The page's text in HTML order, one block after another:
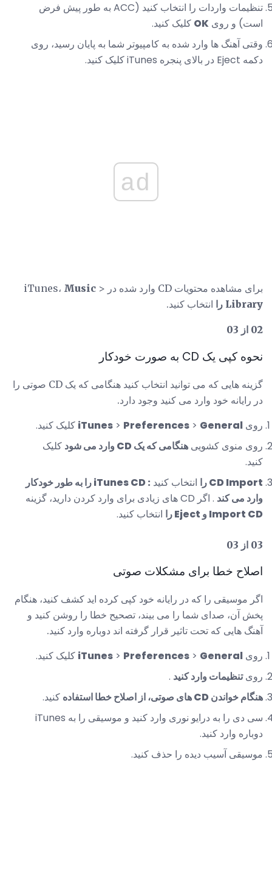
تنظیمات واردات را انتخاب کنید (ACC به طور پیش فرض
است) و روی OK کلیک کنید.
وقتی آهنگ ها وارد شده به کامپیوتر شما به پایان رسید، روی
دکمه Eject در بالای پنجره iTunes کلیک کنید.
ad
برای مشاهده محتویات CD وارد شده در iTunes، Music >
Library را
انتخاب کنید.
02 از 03
نحوه کپی یک CD به صورت خودکار
گزینه هایی که می توانید انتخاب کنید هنگامی که یک CD صوتی را
در رایانه خود وارد می کنید وجود دارد.
روی iTunes > Preferences > General
کلیک کنید.
روی منوی کشویی هنگامی که یک CD وارد می شود
کلیک
کنید.
CD Import را
انتخاب کنید
: iTunes CD را به طور خودکار
وارد می کند . اگر CD های زیادی برای وارد کردن دارید، گزینه
Import CD و Eject را
انتخاب کنید.
03 از 03
اصلاح خطا برای مشکلات صوتی
اگر موسیقی را که در رایانه خود کپی کرده اید کشف کنید، هنگام
پخش آن، صدای شما را می بیند، تصحیح خطا را روشن کنید و
آهنگ هایی که تحت تاثیر قرار گرفته اند دوباره وارد کنید.
روی iTunes > Preferences > General
کلیک کنید.
رویتنظیمات وارد کنید .
هنگام خواندن CD های صوتی، از اصلاح خطا استفاده
کنید.
سی دی را به درایو نوری وارد کنید و موسیقی را به iTunes
دوباره وارد کنید.
موسیقی آسیب دیده را حذف کنید.